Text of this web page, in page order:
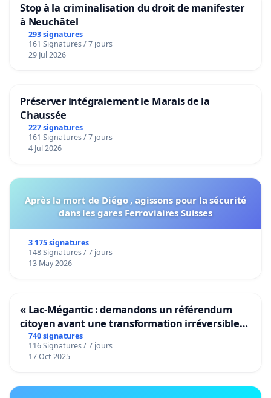
Stop à la criminalisation du droit de manifester
à Neuchâtel
293 signatures
161 Signatures / 7 jours
29 Jul 2026
Préserver intégralement le Marais de la
Chaussée
227 signatures
161 Signatures / 7 jours
4 Jul 2026
Après la mort de Diégo , agissons pour la sécurité
dans les gares Ferroviaires Suisses
3 175 signatures
148 Signatures / 7 jours
13 May 2026
« Lac-Mégantic : demandons un référendum
citoyen avant une transformation irréversible
de notre territoire »
740 signatures
116 Signatures / 7 jours
17 Oct 2025